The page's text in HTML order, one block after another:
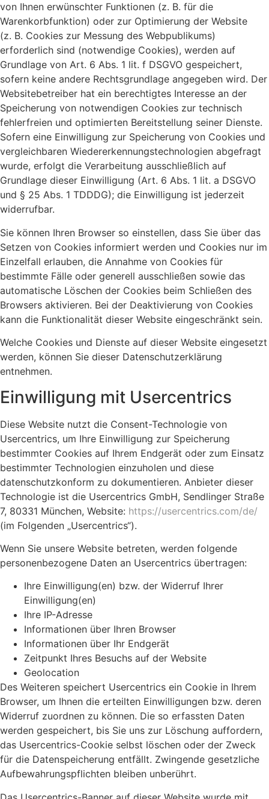
von Ihnen erwünschter Funktionen (z. B. für die
Warenkorbfunktion) oder zur Optimierung der Website
(z. B. Cookies zur Messung des Webpublikums)
erforderlich sind (notwendige Cookies), werden auf
Grundlage von Art. 6 Abs. 1 lit. f DSGVO gespeichert,
sofern keine andere Rechtsgrundlage angegeben wird. Der
Websitebetreiber hat ein berechtigtes Interesse an der
Speicherung von notwendigen Cookies zur technisch
fehlerfreien und optimierten Bereitstellung seiner Dienste.
Sofern eine Einwilligung zur Speicherung von Cookies und
vergleichbaren Wiedererkennungstechnologien abgefragt
wurde, erfolgt die Verarbeitung ausschließlich auf
Grundlage dieser Einwilligung (Art. 6 Abs. 1 lit. a DSGVO
und § 25 Abs. 1 TDDDG); die Einwilligung ist jederzeit
widerrufbar.
Sie können Ihren Browser so einstellen, dass Sie über das
Setzen von Cookies informiert werden und Cookies nur im
Einzelfall erlauben, die Annahme von Cookies für
bestimmte Fälle oder generell ausschließen sowie das
automatische Löschen der Cookies beim Schließen des
Browsers aktivieren. Bei der Deaktivierung von Cookies
kann die Funktionalität dieser Website eingeschränkt sein.
Welche Cookies und Dienste auf dieser Website eingesetzt
werden, können Sie dieser Datenschutzerklärung
entnehmen.
Einwilligung mit Usercentrics
Diese Website nutzt die Consent-Technologie von
Usercentrics, um Ihre Einwilligung zur Speicherung
bestimmter Cookies auf Ihrem Endgerät oder zum Einsatz
bestimmter Technologien einzuholen und diese
datenschutzkonform zu dokumentieren. Anbieter dieser
Technologie ist die Usercentrics GmbH, Sendlinger Straße
7, 80331 München, Website: https://usercentrics.com/de/
(im Folgenden „Usercentrics“).
Wenn Sie unsere Website betreten, werden folgende
personenbezogene Daten an Usercentrics übertragen:
Ihre Einwilligung(en) bzw. der Widerruf Ihrer
Einwilligung(en)
Ihre IP-Adresse
Informationen über Ihren Browser
Informationen über Ihr Endgerät
Zeitpunkt Ihres Besuchs auf der Website
Geolocation
Des Weiteren speichert Usercentrics ein Cookie in Ihrem
Browser, um Ihnen die erteilten Einwilligungen bzw. deren
Widerruf zuordnen zu können. Die so erfassten Daten
werden gespeichert, bis Sie uns zur Löschung auffordern,
das Usercentrics-Cookie selbst löschen oder der Zweck
für die Datenspeicherung entfällt. Zwingende gesetzliche
Aufbewahrungspflichten bleiben unberührt.